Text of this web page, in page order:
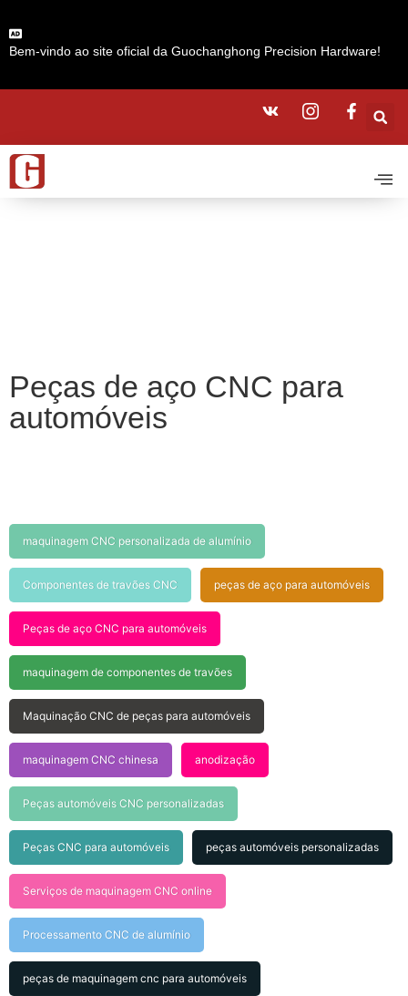
Bem-vindo ao site oficial da Guochanghong Precision Hardware!
Peças de aço CNC para
automóveis
maquinagem CNC personalizada de alumínio
Componentes de travões CNC peças de aço para automóveis
Peças de aço CNC para automóveis
maquinagem de componentes de travões
Maquinação CNC de peças para automóveis
maquinagem CNC chinesa anodização
Peças automóveis CNC personalizadas
Peças CNC para automóveis peças automóveis personalizadas
Serviços de maquinagem CNC online
Processamento CNC de alumínio
peças de maquinagem cnc para automóveis